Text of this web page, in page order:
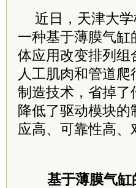
近日，天津大
一种基于薄膜气
体应用改变排列组
人工肌肉和管道
制造技术，省掉了
降低了驱动模块
应高、可靠性高
基于薄膜气